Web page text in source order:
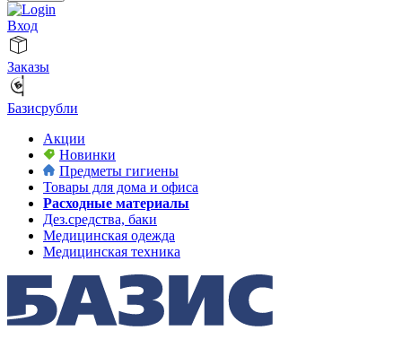
Вход
Заказы
Базисрубли
Акции
Новинки
Предметы гигиены
Товары для дома и офиса
Расходные материалы
Дез.средства, баки
Медицинская одежда
Медицинская техника